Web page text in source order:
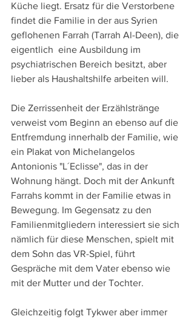
Küche liegt. Ersatz für die Verstorbene
findet die Familie in der aus Syrien
geflohenen Farrah (Tarrah Al-Deen), die
eigentlich  eine Ausbildung im
psychiatrischen Bereich besitzt, aber
lieber als Haushaltshilfe arbeiten will.
Die Zerrissenheit der Erzählstränge
verweist vom Beginn an ebenso auf die
Entfremdung innerhalb der Familie, wie
ein Plakat von Michelangelos
Antonionis "L´Eclisse", das in der
Wohnung hängt. Doch mit der Ankunft
Farrahs kommt in der Familie etwas in
Bewegung. Im Gegensatz zu den
Familienmitgliedern interessiert sie sich
nämlich für diese Menschen, spielt mit
dem Sohn das VR-Spiel, führt
Gespräche mit dem Vater ebenso wie
mit der Mutter und der Tochter.
Gleichzeitig folgt Tykwer aber immer